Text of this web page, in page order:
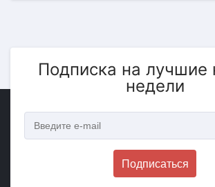
Подписка на лучшие
недели
Подписаться